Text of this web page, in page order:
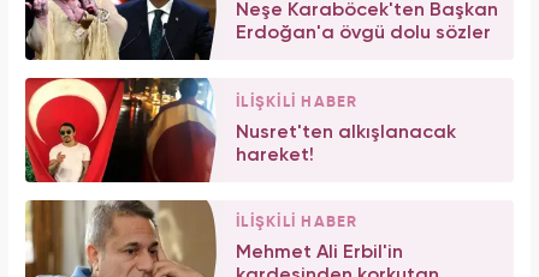
Neşe Karaböcek'ten Başkan
Erdoğan'a övgü dolu sözler
İLİŞKİLİ HABER
Nusret'ten alkışlanacak
hareket!
İLİŞKİLİ HABER
Mehmet Ali Erbil'in